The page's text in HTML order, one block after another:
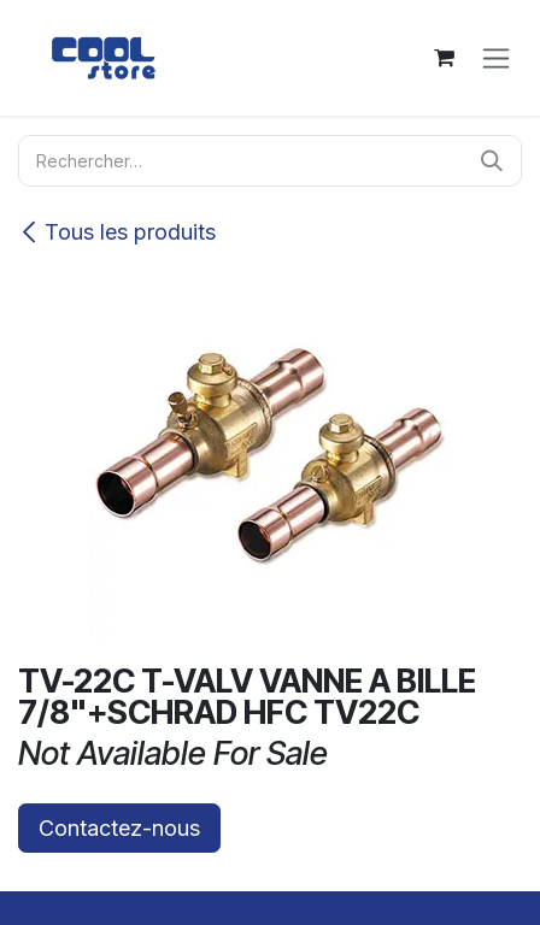
Tous les produits
TV-22C T-VALV VANNE A BILLE
7/8"+SCHRAD HFC TV22C
Not Available For Sale
Contactez-nous